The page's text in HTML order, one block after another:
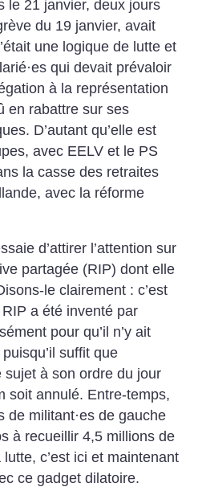
le 21 janvier, deux jours
du 19 janvier, avait
une logique de lutte et
·es qui devait prévaloir
à la représentation
en rabattre sur ses
D’autant qu’elle est
avec EELV et le PS
la casse des retraites
avec la réforme
d’attirer l’attention sur
partagée (RIP) dont elle
le clairement : c’est
a été inventé par
pour qu’il n’y ait
suffit que
sujet à son ordre du jour
soit annulé. Entre-temps,
de militant·es de gauche
à recueillir 4,5 millions de
c’est ici et maintenant
ce gadget dilatoire.